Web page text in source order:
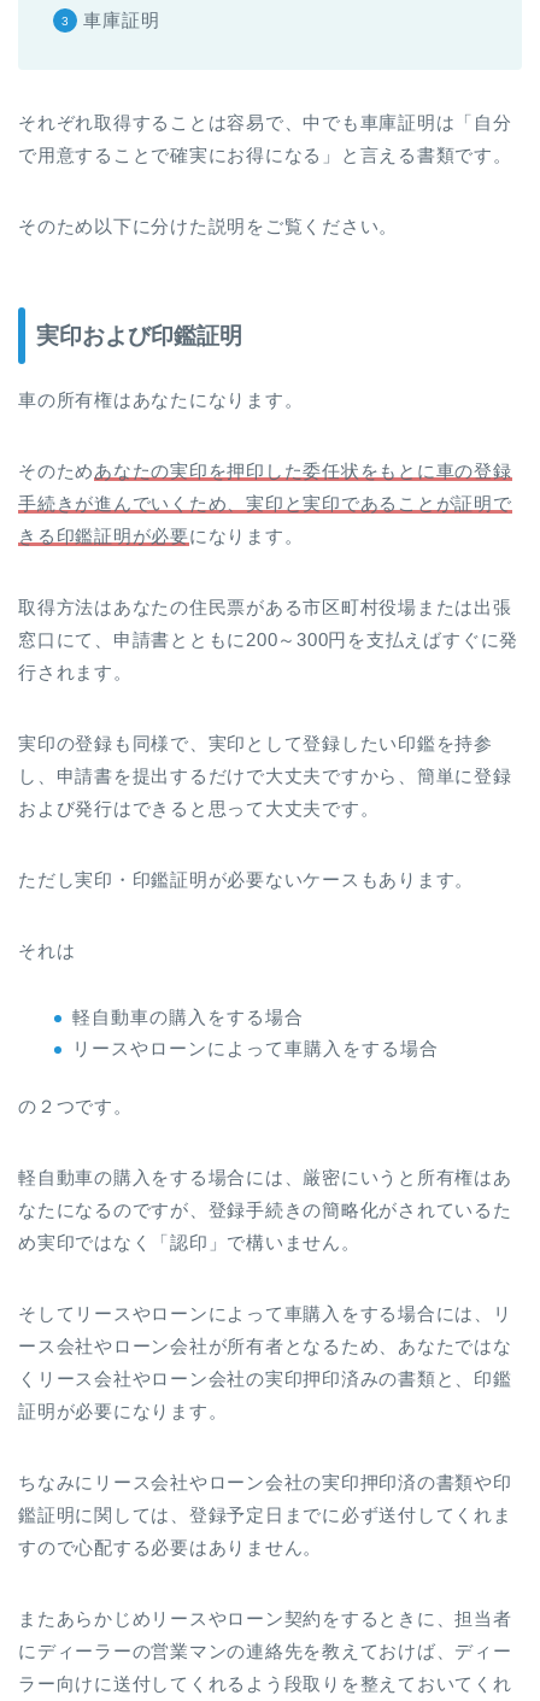
車庫証明
それぞれ取得することは容易で、中でも車庫証明は「自分
で用意することで確実にお得になる」と言える書類です。
そのため以下に分けた説明をご覧ください。
実印および印鑑証明
車の所有権はあなたになります。
そのためあなたの実印を押印した委任状をもとに車の登録
手続きが進んでいくため、実印と実印であることが証明で
きる印鑑証明が必要になります。
取得方法はあなたの住民票がある市区町村役場または出張
窓口にて、申請書とともに200～300円を支払えばすぐに発
行されます。
実印の登録も同様で、実印として登録したい印鑑を持参
し、申請書を提出するだけで大丈夫ですから、簡単に登録
および発行はできると思って大丈夫です。
ただし実印・印鑑証明が必要ないケースもあります。
それは
軽自動車の購入をする場合
リースやローンによって車購入をする場合
の２つです。
軽自動車の購入をする場合には、厳密にいうと所有権はあ
なたになるのですが、登録手続きの簡略化がされているた
め実印ではなく「認印」で構いません。
そしてリースやローンによって車購入をする場合には、リ
ース会社やローン会社が所有者となるため、あなたではな
くリース会社やローン会社の実印押印済みの書類と、印鑑
証明が必要になります。
ちなみにリース会社やローン会社の実印押印済の書類や印
鑑証明に関しては、登録予定日までに必ず送付してくれま
すので心配する必要はありません。
またあらかじめリースやローン契約をするときに、担当者
にディーラーの営業マンの連絡先を教えておけば、ディー
ラー向けに送付してくれるよう段取りを整えておいてくれ